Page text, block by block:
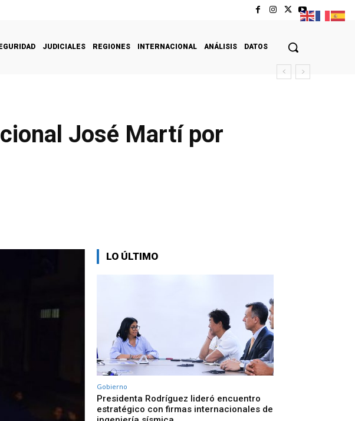
JUDICIALES REGIONES INTERNACIONAL ANÁLISIS DATOS
José Martí por
LO ÚLTIMO
Gobierno
Presidenta Rodríguez lideró encuentro
estratégico con firmas internacionales de